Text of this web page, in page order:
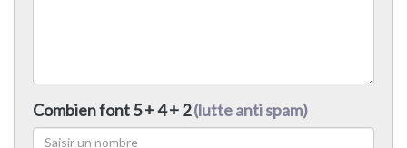
Combien font 5 + 4 + 2(lutte anti spam)